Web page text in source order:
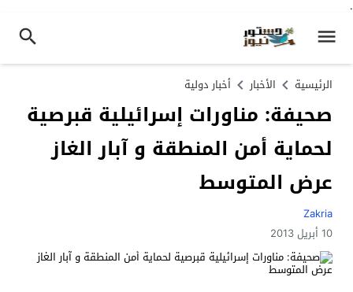
.
الرئيسية الأخبار أخبار دولية
صحيفة: مناورات إسرائيلية قبرصية
لحماية أمن المنطقة و آبار الغاز
عرض المتوسط‏
Zakria
10 أبريل 2013